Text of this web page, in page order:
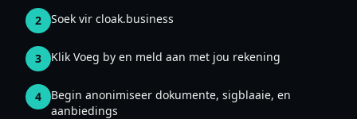
2 Soek vir cloak.business
3 Klik Voeg by en meld aan met jou rekening
4
Begin anonimiseer dokumente, sigblaaie, en
aanbiedings